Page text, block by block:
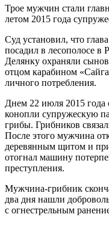
Трое мужчин стали
летом 2015 года
Суд установил, что
посадил в лесополосе в
Делянку охраняли
отцом карабином
личного потребления.
Днем 22 июля 2015 года
конопли супружескую
грибы. Грибников
После этого мужчина
деревянным щитом и
отогнал машину
преступления.
Мужчина-грибник
два дня нашли
с огнестрельным